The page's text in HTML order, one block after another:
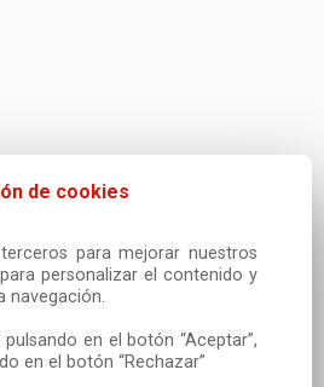
de cookies
para mejorar nuestros
personalizar el contenido y
navegación.
en el botón “Aceptar”,
en el botón “Rechazar”